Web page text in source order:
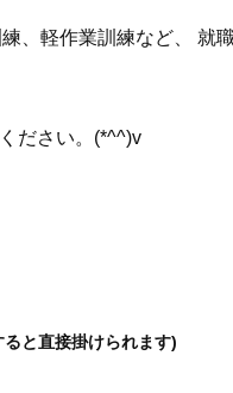
、軽作業訓練など、 就
ださい。(*^^)v
ると直接掛けられます)